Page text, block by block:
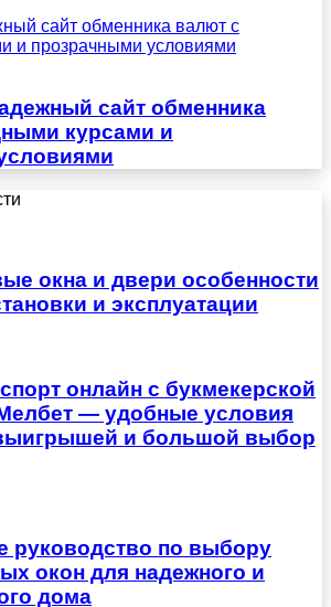
сайт обменника валют с
и прозрачными условиями
сайт обменника
курсами и
окна и двери особенности
и эксплуатации
онлайн с букмекерской
— удобные условия
и большой выбор
руководство по выбору
окон для надежного и
дома